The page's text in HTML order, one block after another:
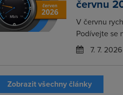
červnu
V červnu
Podívejte se
7. 7. 2026
Zobrazit všechny články